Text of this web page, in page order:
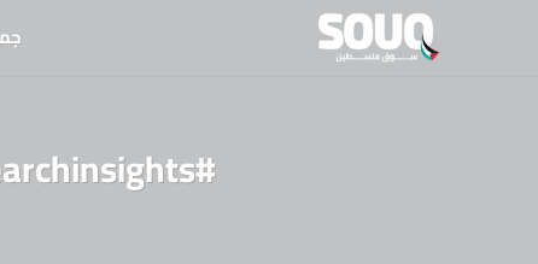
#creatorsearchinsights كرسي مكتب شبكي بلون أسود . يتمي